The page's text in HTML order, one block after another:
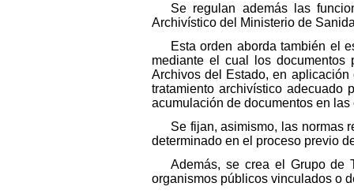
Se regulan además las
Archivístico del Ministerio de
Esta orden aborda también el
mediante el cual los
Archivos del Estado, en
tratamiento archivístico adecuado
acumulación de documentos en las
Se fijan, asimismo, las normas
determinado en el proceso previo
Además, se crea el Grupo de
organismos públicos vinculados o